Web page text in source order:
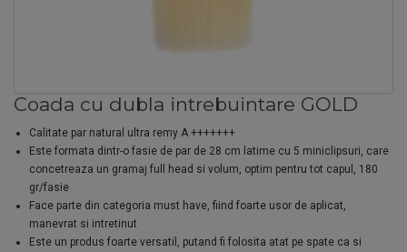
Coada cu dubla intrebuintare GOLD
Calitate par natural ultra remy A +++++++
Este formata dintr-o fasie de par de 28 cm latime cu 5 miniclipsuri, care
concetreaza un gramaj full head si volum, optim pentru tot capul, 180
gr/fasie
Face parte din categoria must have, fiind foarte usor de aplicat,
manevrat si intretinut
Este un produs foarte versatil, putand fi folosita atat pe spate ca si